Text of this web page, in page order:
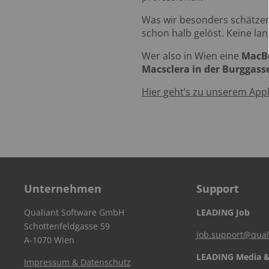
Was wir besonders
schon halb gelöst. Keine
Wer also in Wien eine
Macsclera in der
Hier geht’s zu unserem
Unternehmen
Qualiant Software GmbH
Schottenfeldgasse 59
A-1070 Wien
Impressum & Datenschutz
Support
LEADING Job
LEADING Media